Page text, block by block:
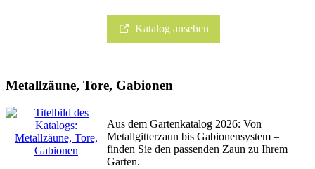
Katalog ansehen
Metallzäune, Tore, Gabionen
Aus dem Gartenkatalog 2026: Von
Metallgitterzaun bis Gabionensystem –
finden Sie den passenden Zaun zu Ihrem
Garten.